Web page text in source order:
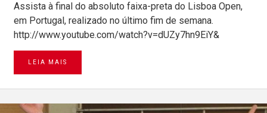
Assista à final do absoluto faixa-preta do Lisboa Open,
em Portugal, realizado no último fim de semana.
http://www.youtube.com/watch?v=dUZy7hn9EiY&
LEIA MAIS